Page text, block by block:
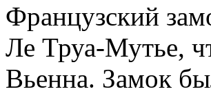
Французский
Ле Труа-Мутье,
Вьенна. Замок